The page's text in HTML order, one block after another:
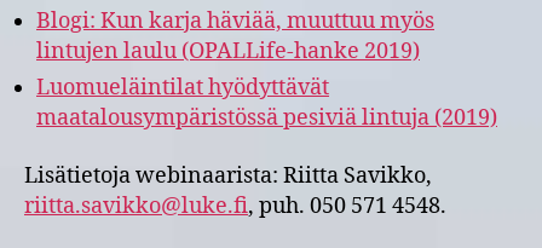
Blogi: Kun karja häviää, muuttuu myös
lintujen laulu (OPALLife-hanke 2019)
Luomueläintilat hyödyttävät
maatalousympäristössä pesiviä lintuja (2019)
Lisätietoja webinaarista: Riitta Savikko,
riitta.savikko@luke.fi, puh. 050 571 4548.